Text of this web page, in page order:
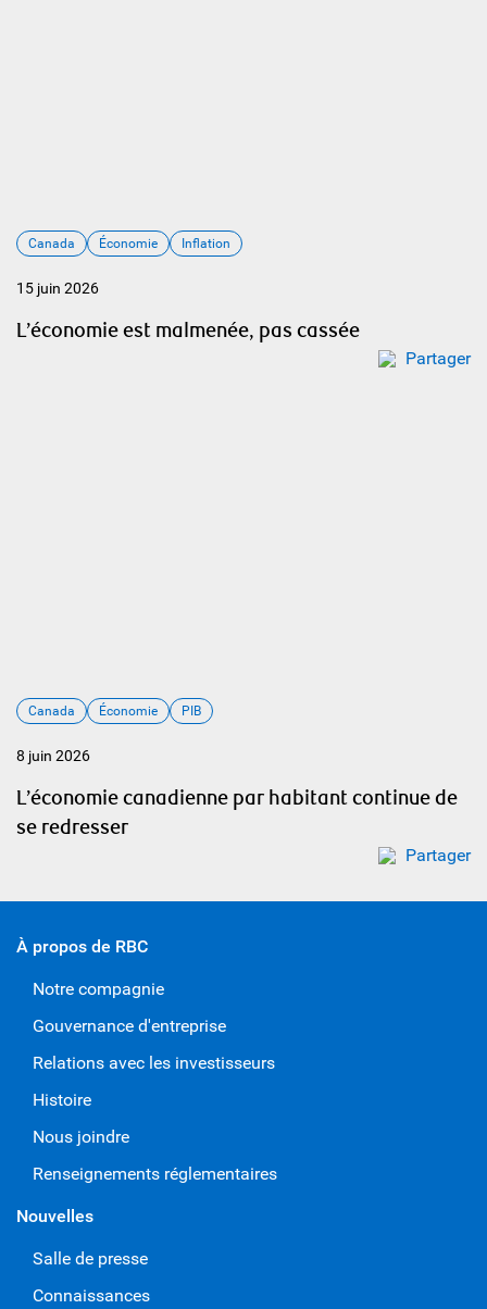
Canada Économie Inflation
15 juin 2026
L’économie est malmenée, pas cassée
Partager
Canada Économie PIB
8 juin 2026
L’économie canadienne par habitant continue de
se redresser
Partager
À propos de RBC
Notre compagnie
Gouvernance d'entreprise
Relations avec les investisseurs
Histoire
Nous joindre
Renseignements réglementaires
Nouvelles
Salle de presse
Connaissances